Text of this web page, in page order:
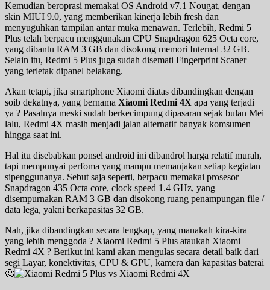
Kemudian beroprasi memakai OS Android v7.1 Nougat, dengan
skin MIUI 9.0, yang memberikan kinerja lebih fresh dan
menyuguhkan tampilan antar muka menawan. Terlebih, Redmi 5
Plus telah berpacu menggunakan CPU Snapdragon 625 Octa core,
yang dibantu RAM 3 GB dan disokong memori Internal 32 GB.
Selain itu, Redmi 5 Plus juga sudah disemati Fingerprint Scaner
yang terletak dipanel belakang.
Akan tetapi, jika smartphone Xiaomi diatas dibandingkan dengan
soib dekatnya, yang bernama Xiaomi Redmi 4X apa yang terjadi
ya ? Pasalnya meski sudah berkecimpung dipasaran sejak bulan Mei
lalu, Redmi 4X masih menjadi jalan alternatif banyak komsumen
hingga saat ini.
Hal itu disebabkan ponsel android ini dibandrol harga relatif murah,
tapi mempunyai perfoma yang mampu memanjakan setiap kegiatan
sipenggunanya. Sebut saja seperti, berpacu memakai prosesor
Snapdragon 435 Octa core, clock speed 1.4 GHz, yang
disempurnakan RAM 3 GB dan disokong ruang penampungan file /
data lega, yakni berkapasitas 32 GB.
Nah, jika dibandingkan secara lengkap, yang manakah kira-kira
yang lebih menggoda ? Xiaomi Redmi 5 Plus ataukah Xiaomi
Redmi 4X ? Berikut ini kami akan mengulas secara detail baik dari
segi Layar, konektivitas, CPU & GPU, kamera dan kapasitas baterai
🙂